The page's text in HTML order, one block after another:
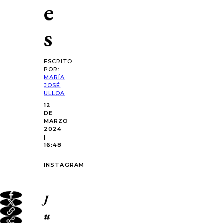
e
s
ESCRITO
POR:
MARÍA
JOSÉ
ULLOA
12
DE
MARZO
2024
|
16:48
INSTAGRAM
J
u